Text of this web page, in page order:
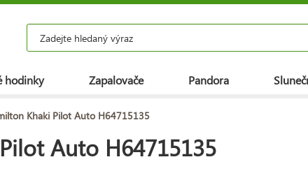
hodinky Zapalovače Pandora
Khaki Pilot Auto H64715135
Auto H64715135